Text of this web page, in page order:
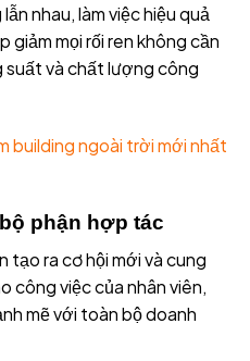
nhau, làm việc hiệu quả
giảm mọi rối ren không cần
và chất lượng công
building ngoài trời mới nhất
phận hợp tác
tạo ra cơ hội mới và cung
công việc của nhân viên,
mẽ với toàn bộ doanh